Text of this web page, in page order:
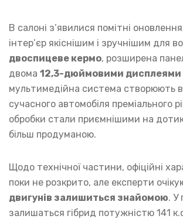
В салоні з’явилися помітні
інтер’єр якіснішим і зручнішим для
двоспицеве кермо, розширена
двома 12,3-дюймовими дисплеями
мультимедійна система створюють
сучасного автомобіля преміального
обробки стали приємнішими на
більш продуманою.
Щодо технічної частини, офіційні
поки не розкрито, але експерти
двигунів залишиться знайомою. У
залишаться гібрид потужністю 141